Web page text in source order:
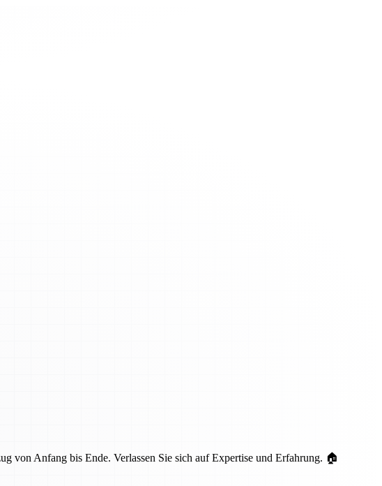
von Anfang bis Ende. Verlassen Sie sich auf Expertise und Erfahrung. 🏠